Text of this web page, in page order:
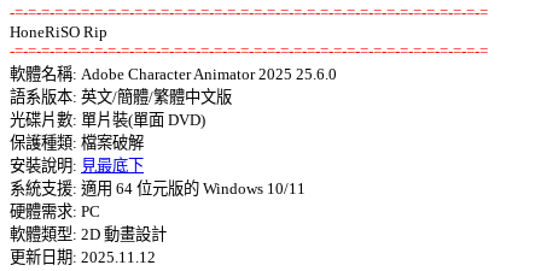
-=-=-=-=-=-=-=-=-=-=-=-=-=-=-=-=-=-=-=-=-=-=-=-=-=-=-=-=-=-=-=-=-=-=-=-=
-=-=-=-=-=-=-=-=-=-=-=-=-=-=-=-=-=-=-=-=-=-=-=-=-=-=-=-=-=-=-=-=-=-=-=-=
軟體名稱: Adobe Character Animator 2025 25.6.0
語系版本: 英文/簡體/繁體中文版
光碟片數: 單片裝(單面 DVD)
保護種類: 檔案破解
安裝說明: 見最底下
系統支援: 適用 64 位元版的 Windows 10/11
硬體需求: PC
軟體類型: 2D 動畫設計
更新日期: 2025.11.12